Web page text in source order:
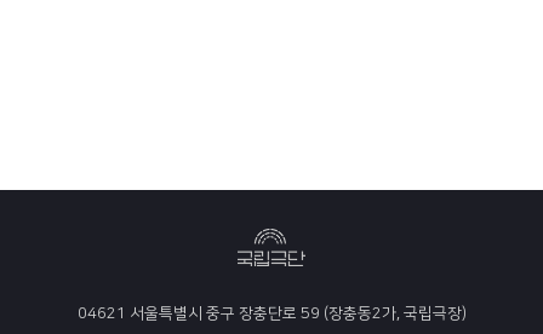
04621 서울특별시 중구 장충단로 59 (장충동2가, 국립극장)